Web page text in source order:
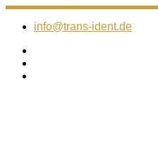
Zum
Inhalt
info@trans-ident.de